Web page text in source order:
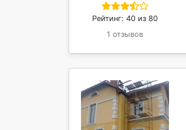
Рейтинг: 40 из 80
1 отзывов